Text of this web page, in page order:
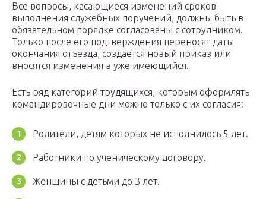
Все вопросы, касающиеся изменений сроков
выполнения служебных поручений, должны быть в
обязательном порядке согласованы с сотрудником.
Только после его подтверждения переносят даты
окончания отъезда, создается новый приказ или
вносятся изменения в уже имеющийся.
Есть ряд категорий трудящихся, которым оформлять
командировочные дни можно только с их согласия:
Родители, детям которых не исполнилось 5 лет.
Работники по ученическому договору.
Женщины с детьми до 3 лет.